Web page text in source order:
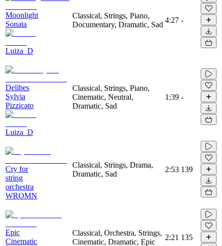
Moonlight
Sonata
Luiza_D
Classical, Strings, Piano,
Documentary, Dramatic, Sad
4:27 -
Delibes
Sylvia
Pizzicato
Luiza_D
Classical, Strings, Piano,
Cinematic, Neutral,
Dramatic, Sad
1:39 -
Cry for
string
orchestra
WROMN
Classical, Strings, Drama,
Dramatic, Sad
2:53 139
Epic
Cinematic
Classical, Orchestra, Strings,
Cinematic, Dramatic, Epic
2:21 135